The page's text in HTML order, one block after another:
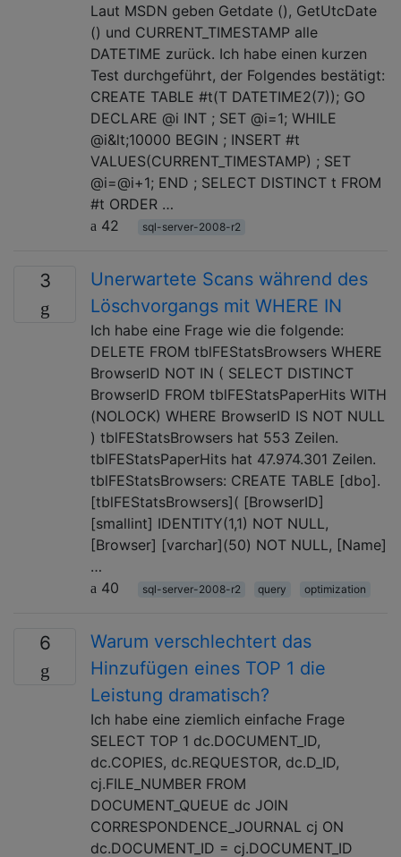
Laut MSDN geben Getdate (), GetUtcDate
() und CURRENT_TIMESTAMP alle
DATETIME zurück. Ich habe einen kurzen
Test durchgeführt, der Folgendes bestätigt:
CREATE TABLE #t(T DATETIME2(7)); GO
DECLARE @i INT ; SET @i=1; WHILE
@i&lt;10000 BEGIN ; INSERT #t
VALUES(CURRENT_TIMESTAMP) ; SET
@i=@i+1; END ; SELECT DISTINCT t FROM
#t ORDER …
42
sql-server-2008-r2
3
Unerwartete Scans während des
Löschvorgangs mit WHERE IN
Ich habe eine Frage wie die folgende:
DELETE FROM tblFEStatsBrowsers WHERE
BrowserID NOT IN ( SELECT DISTINCT
BrowserID FROM tblFEStatsPaperHits WITH
(NOLOCK) WHERE BrowserID IS NOT NULL
) tblFEStatsBrowsers hat 553 Zeilen.
tblFEStatsPaperHits hat 47.974.301 Zeilen.
tblFEStatsBrowsers: CREATE TABLE [dbo].
[tblFEStatsBrowsers]( [BrowserID]
[smallint] IDENTITY(1,1) NOT NULL,
[Browser] [varchar](50) NOT NULL, [Name]
…
40
sql-server-2008-r2 query optimization
6
Warum verschlechtert das
Hinzufügen eines TOP 1 die
Leistung dramatisch?
Ich habe eine ziemlich einfache Frage
SELECT TOP 1 dc.DOCUMENT_ID,
dc.COPIES, dc.REQUESTOR, dc.D_ID,
cj.FILE_NUMBER FROM
DOCUMENT_QUEUE dc JOIN
CORRESPONDENCE_JOURNAL cj ON
dc.DOCUMENT_ID = cj.DOCUMENT_ID